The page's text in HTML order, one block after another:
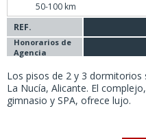
50-100 km
REF.
Honorarios de
Agencia
Los pisos de 2 y 3
La Nucía, Alicante. El
gimnasio y SPA, ofrece lujo.